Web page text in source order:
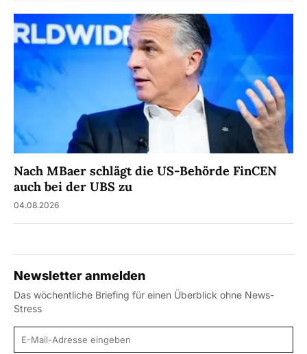
Nach MBaer schlägt die US-Behörde FinCEN
auch bei der UBS zu
04.08.2026
Newsletter anmelden
Das wöchentliche Briefing für einen Überblick ohne News-
Stress
E-Mail-Adresse